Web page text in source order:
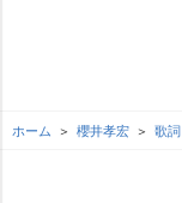
ホーム 櫻井孝宏 歌詞